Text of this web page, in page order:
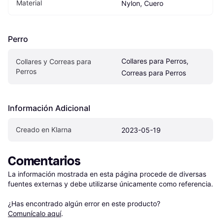
Material Nylon, Cuero
Perro
Collares y Correas para
Perros
Collares para Perros,
Correas para Perros
Información Adicional
Creado en Klarna 2023-05-19
Comentarios
La información mostrada en esta página procede de diversas
fuentes externas y debe utilizarse únicamente como referencia.
¿Has encontrado algún error en este producto?
Comunícalo aquí.